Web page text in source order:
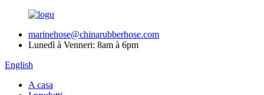
marinehose@chinarubberhose.com
Lunedì à Venneri: 8am à 6pm
English
A casa